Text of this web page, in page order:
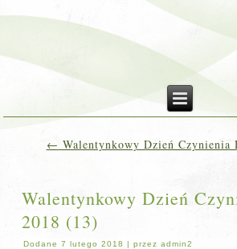
← Walentynkowy Dzień Czynienia
Walentynkowy Dzień
2018 (13)
Dodane 7 lutego 2018 |przez admin2